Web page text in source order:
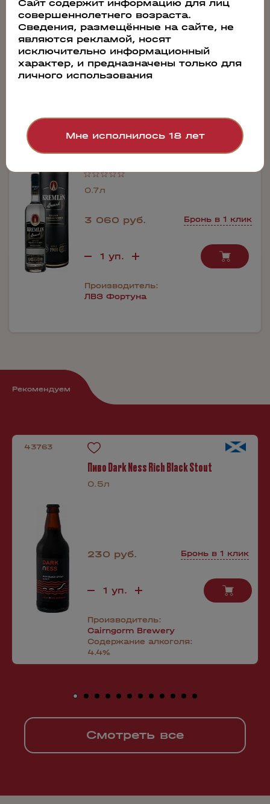
Производитель:
ЛВЗ Фортуна
97966
KREMLIN AWARD Grand Premium
(Подарочная упаковка)
0.7л
3 060 руб. Бронь в 1 клик
Производитель:
ЛВЗ Фортуна
Рекомендуем
43763
Пиво Dark Ness Rich Black Stout
0.5л
230 руб. Бронь в 1 клик
Производитель:
Cairngorm Brewery
Содержание алкоголя:
4.4%
Смотреть все
Сайт содержит информацию для лиц
совершеннолетнего возраста.
Сведения, размещённые на сайте, не
являются рекламой, носят
исключительно информационный
характер, и предназначены только для
личного использования
Мне исполнилось 18 лет